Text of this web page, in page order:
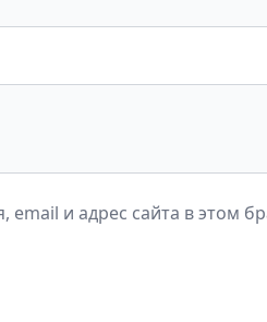
email и адрес сайта в этом